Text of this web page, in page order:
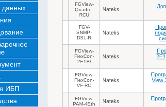
данных
ИБП
FGView-
Quadro-
RCU
Nateks
FGV-
SNMP-
DSL-R
Nateks
FGView-
FlexCon-
2E1B/
Nateks
FGView-
FlexCon-
VF-RC
Nateks
View
FGView-
PAM-4Eth
Nateks